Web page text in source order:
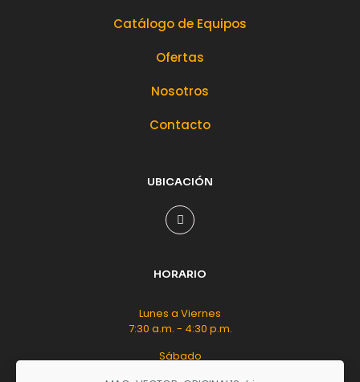
Catálogo de Equipos
Ofertas
Nosotros
Contacto
UBICACIÓN
HORARIO
Lunes a Viernes
7:30 a.m. - 4:30 p.m.
Sábado